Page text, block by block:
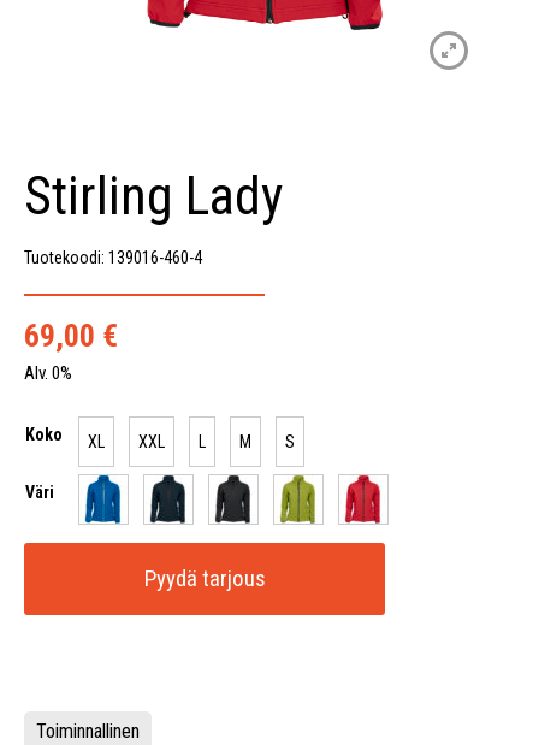
Stirling Lady
Tuotekoodi: 139016-460-4
69,00 €
Alv. 0%
Koko XL XXL L M S
Väri
Pyydä tarjous
Toiminnallinen